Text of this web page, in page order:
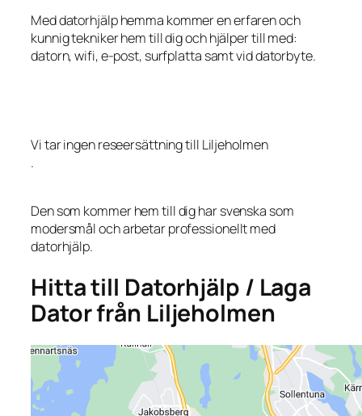
Med datorhjälp hemma kommer en erfaren och
kunnig tekniker hem till dig och hjälper till med:
datorn, wifi, e-post, surfplatta samt vid datorbyte.
Vi tar ingen reseersättning till Liljeholmen
.
Den som kommer hem till dig har svenska som
modersmål och arbetar professionellt med
datorhjälp.
Hitta till Datorhjälp / Laga
Dator från Liljeholmen